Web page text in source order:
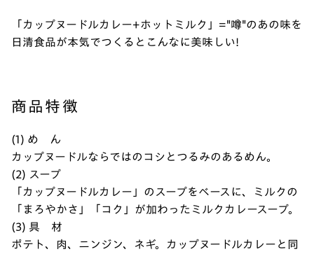
「カップヌードルカレー+ホットミルク」="噂"のあの味を
日清食品が本気でつくるとこんなに美味しい!
商品特徴
(1) め ん
カップヌードルならではのコシとつるみのあるめん。
(2) スープ
「カップヌードルカレー」のスープをベースに、ミルクの
「まろやかさ」「コク」が加わったミルクカレースープ。
(3) 具 材
ポテト、肉、ニンジン、ネギ。カップヌードルカレーと同